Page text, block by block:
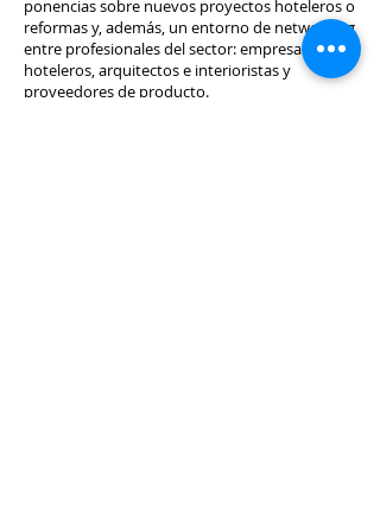
ponencias sobre nuevos proyectos hoteleros o
reformas y, además, un entorno de networking
entre profesionales del sector: empresarios
hoteleros, arquitectos e interioristas y
proveedores de producto.